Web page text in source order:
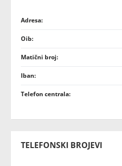
Adresa:
Oib:
Matični broj:
Iban:
Telefon centrala:
TELEFONSKI BROJEVI